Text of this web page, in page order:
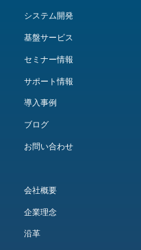
システム開発
基盤サービス
セミナー情報
サポート情報
導入事例
ブログ
お問い合わせ
会社概要
企業理念
沿革